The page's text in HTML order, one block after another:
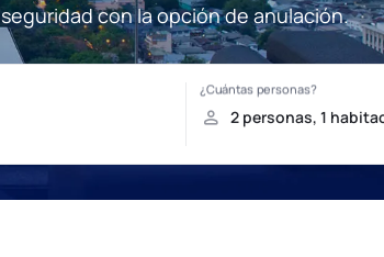
con la opción de anulación.